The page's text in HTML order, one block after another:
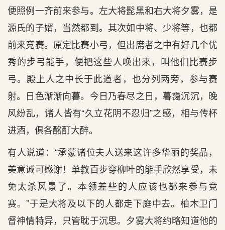
便照例一齐前来参与。左大将髭黑和右大将夕雾，是
源氏的子婿，当然都到。其次如中将、少将等，也都
前来竞赛。原定比赛小弓，但出席者之中有好几个优
秀的步弓能手，便把这些人唤出来，叫他们比赛步
弓。殿上人之中长于此道者，也分列两旁，参与赛
射。日色渐渐向暮。今日乃春尽之日，暮霭沉沉，晚
风纷乱，诸人皆有“久立花阴不忍归”之感，相与传杯
进酒，俱各酩酊大醉。
有人说道：“承蒙诸位夫人送来这许多华丽的奖品，
美意诚可感谢！单教百步穿柳叶的能手欣然享受，未
免太杀风景了。本领差些的人应该也都来参与竞
赛。”于是大将及以下的人都走下庭中去。柏木卫门
督神情特异，只管耽于沉思。夕雾大将约略知道他的